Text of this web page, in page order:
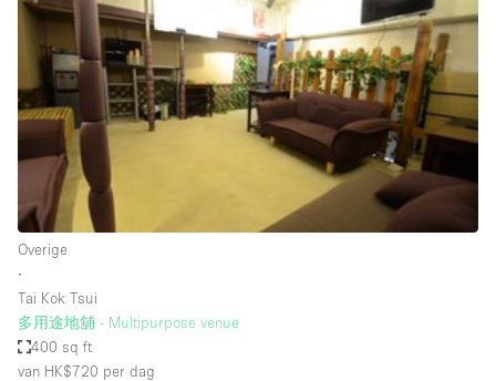
Een
fotoshoot
maken
Conferentie Vergadering Kantoor
Winkel
delen
Type ruimte
Atelier / Werkplaats
Boetiek / Winkel
Overige
∙
Tai Kok Tsui
多用途地舖 - Multipurpose venue
400 sq ft
van HK$720 per dag